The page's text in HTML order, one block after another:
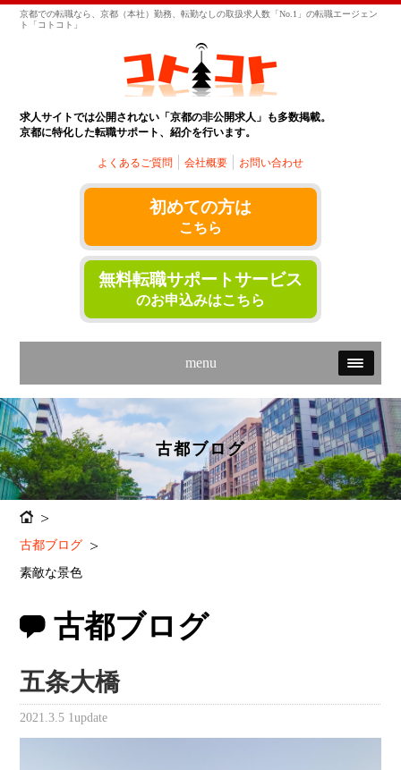
京都での転職なら、京都（本社）勤務、転勤なしの取扱求人数「No.1」の転職エージェン
ト「コトコト」
求人サイトでは公開されない「京都の非公開求人」も多数掲載。
京都に特化した転職サポート、紹介を行います。
よくあるご質問 会社概要 お問い合わせ
初めての方は
こちら
無料転職サポートサービス
のお申込みはこちら
menu
古都ブログ
古都ブログ
素敵な景色
古都ブログ
五条大橋
2021.3.5 1update